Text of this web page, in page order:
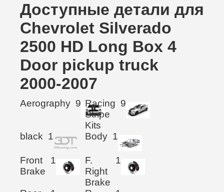
Доступные детали для
Chevrolet Silverado
2500 HD Long Box 4
Door pickup truck
2000-2007
Aerography 9 Racing
Stripe
Kits
9
black 1 Body 1
Front
Brake
1
F.
Right
Brake
1